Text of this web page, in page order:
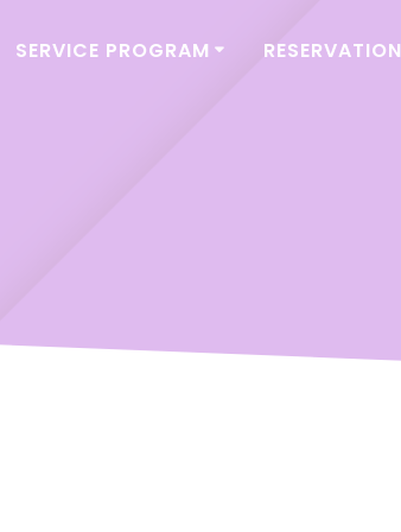
SERVICE PROGRAM RESERVATION